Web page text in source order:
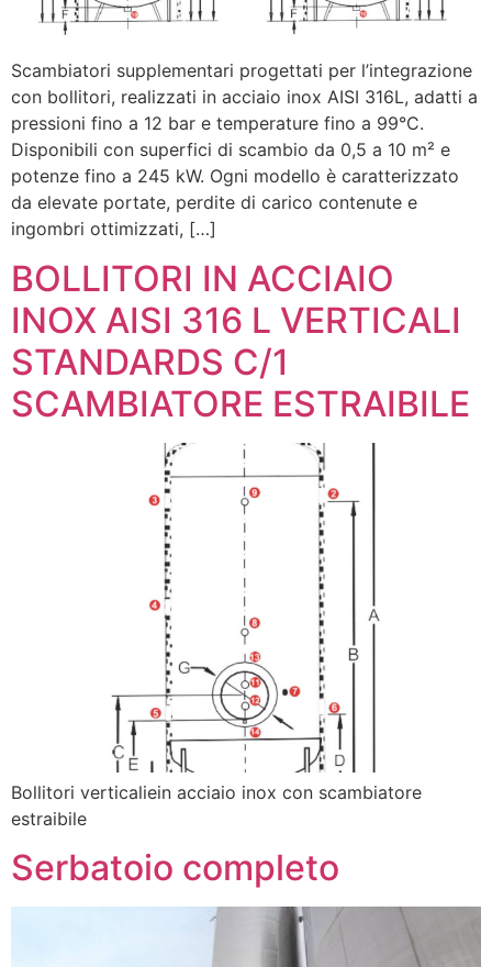
Scambiatori supplementari progettati per l’integrazione
con bollitori, realizzati in acciaio inox AISI 316L, adatti a
pressioni fino a 12 bar e temperature fino a 99°C.
Disponibili con superfici di scambio da 0,5 a 10 m² e
potenze fino a 245 kW. Ogni modello è caratterizzato
da elevate portate, perdite di carico contenute e
ingombri ottimizzati, […]
BOLLITORI IN ACCIAIO
INOX AISI 316 L VERTICALI
STANDARDS C/1
SCAMBIATORE ESTRAIBILE
Bollitori verticaliein acciaio inox con scambiatore
estraibile
Serbatoio completo